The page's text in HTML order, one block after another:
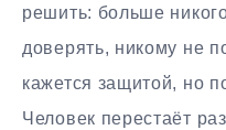
решить: больше
доверять, никому не
кажется защитой, но
Человек перестаёт